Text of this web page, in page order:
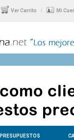
Ver Carrito | Mi
PRESUPUESTOS